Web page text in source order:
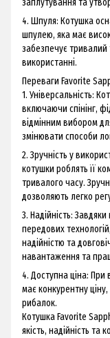
заплутування та
4. Шпуля: Котушка
шпулею, яка має
забезпечує тривалий
використанні.
Переваги Favorite
1. Універсальність:
включаючи спінінг,
відмінним вибором
змінювати способи
2. Зручність у
котушки роблять її
тривалого часу.
дозволяють легко
3. Надійність:
передових
надійністю та
навантаження та
4. Доступна ціна: При
має конкурентну
рибалок.
Котушка Favorite
якість, надійність